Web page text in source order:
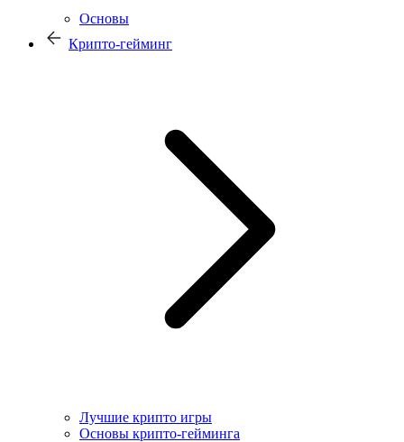
Основы
Крипто-гейминг
Лучшие крипто игры
Основы крипто-гейминга